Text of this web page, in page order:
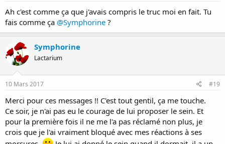
Ah c'est comme ça que j'avais compris le truc moi en fait. Tu
fais comme ça @Symphorine ?
Symphorine
Lactarium
10 Mars 2017 #19
Merci pour ces messages !! C'est tout gentil, ça me touche.
Ce soir, je n'ai pas eu le courage de lui proposer le sein. Et
pour la première fois il ne me l'a pas réclamé non plus, je
crois que je l'ai vraiment bloqué avec mes réactions à ses